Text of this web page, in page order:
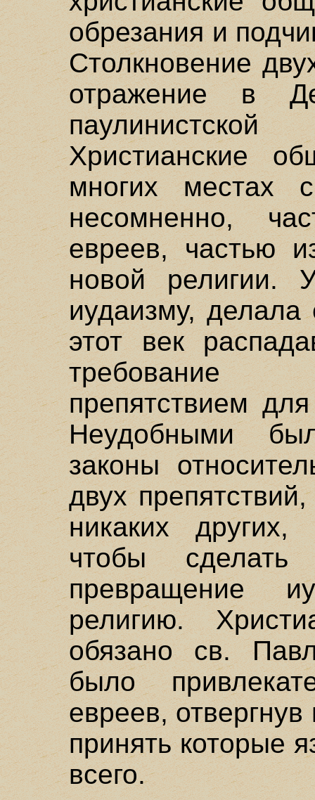
обрезания и
Столкновение
отражение в
Христианские
многих местах
несомненно,
евреев, частью
новой религии.
иудаизму, делала
этот век
требование
препятствием
Неудобными
законы
двух
никаких
чтобы сделать
превращение
религию.
обязано св.
было
евреев,
принять которые
всего.